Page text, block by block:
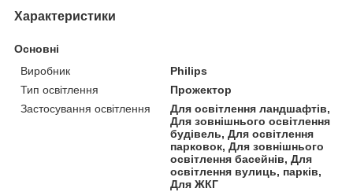
Характеристики
Основні
Виробник
Philips
Тип освітлення
Прожектор
Застосування освітлення
Для освітлення ландшафтів,
Для зовнішнього освітлення
будівель, Для освітлення
парковок, Для зовнішнього
освітлення басейнів, Для
освітлення вулиць, парків,
Для ЖКГ